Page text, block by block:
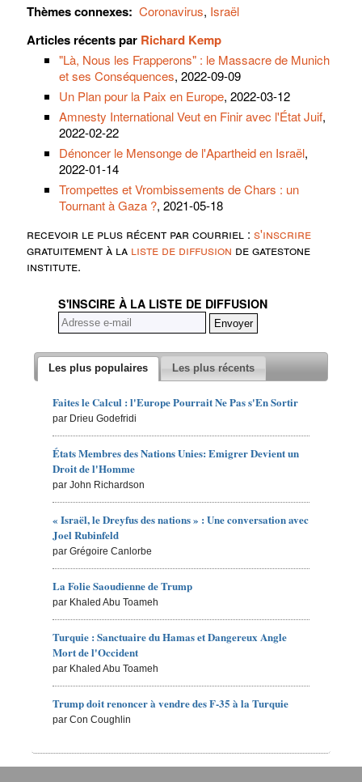
Thèmes connexes: Coronavirus, Israël
Articles récents par Richard Kemp
"Là, Nous les Frapperons" : le Massacre de Munich
et ses Conséquences, 2022-09-09
Un Plan pour la Paix en Europe, 2022-03-12
Amnesty International Veut en Finir avec l'État Juif,
2022-02-22
Dénoncer le Mensonge de l'Apartheid en Israël,
2022-01-14
Trompettes et Vrombissements de Chars : un
Tournant à Gaza ?, 2021-05-18
recevoir le plus récent par courriel : s'inscrire
gratuitement à la liste de diffusion de gatestone
institute.
S'INSCIRE À LA LISTE DE DIFFUSION
Les plus populaires Les plus récents
Faites le Calcul : l'Europe Pourrait Ne Pas s'En Sortir
par Drieu Godefridi
États Membres des Nations Unies: Emigrer Devient un
Droit de l'Homme
par John Richardson
« Israël, le Dreyfus des nations » : Une conversation avec
Joel Rubinfeld
par Grégoire Canlorbe
La Folie Saoudienne de Trump
par Khaled Abu Toameh
Turquie : Sanctuaire du Hamas et Dangereux Angle
Mort de l'Occident
par Khaled Abu Toameh
Trump doit renoncer à vendre des F-35 à la Turquie
par Con Coughlin